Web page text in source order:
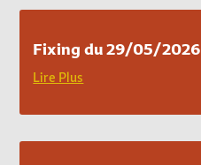
Fixing du 29/05/2026
Lire Plus